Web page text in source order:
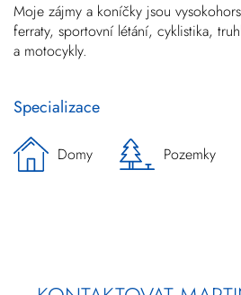
Moje zájmy a koníčky jsou
ferraty, sportovní létání, cyklistika,
a motocykly.
Specializace
Domy Pozemky